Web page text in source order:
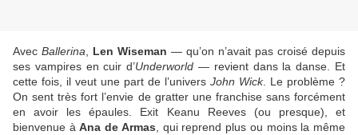
Avec Ballerina Len Wiseman — qu’on n’avait pas croisé depuis
ses vampires en cuir d’Underworld — revient dans la danse. Et
cette fois, il veut une part de l’univers John Wick. Le problème ?
On sent très fort l’envie de gratter une franchise sans forcément
en avoir les épaules. Exit Keanu Reeves (ou presque), et
bienvenue àAna de Armas , qui reprend plus ou moins la même